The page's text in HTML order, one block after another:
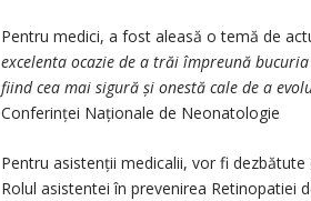
Pentru medici, a fost aleasă o temă de
excelenta ocazie de a trăi împreună
fiind cea mai sigură și onestă cale de a
Conferinței Naționale de Neonatologie
Pentru asistenții medicalii, vor fi
Rolul asistentei în prevenirea Retinopatiei